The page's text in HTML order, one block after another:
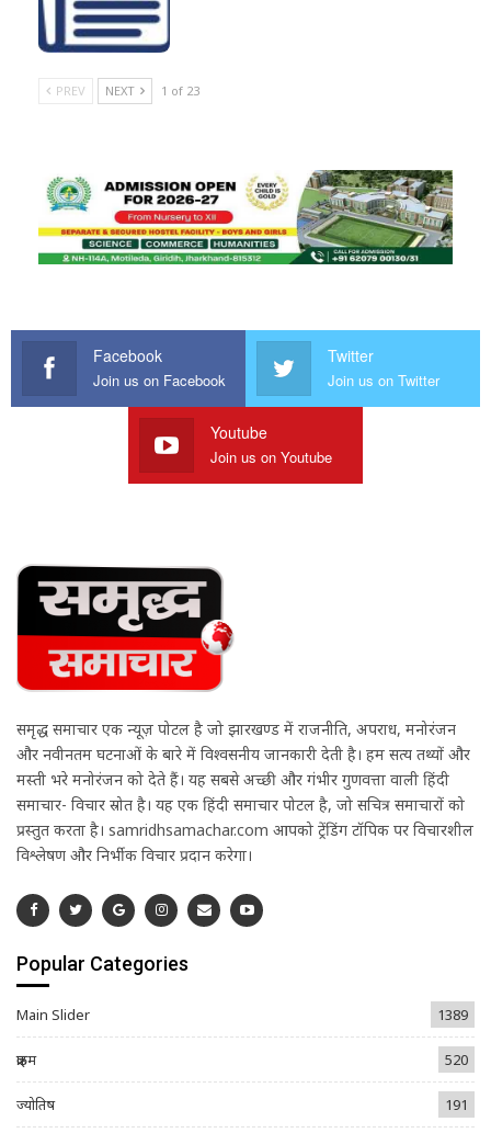
PREV NEXT 1 of 23
Facebook
Join us on Facebook
Twitter
Join us on Twitter
Youtube
Join us on Youtube
समृद्ध समाचार एक न्यूज़ पोर्टल है जो झारखण्ड में राजनीति, अपराध, मनोरंजन
और नवीनतम घटनाओं के बारे में विश्वसनीय जानकारी देती है। हम सत्य तथ्यों और
मस्ती भरे मनोरंजन को देते हैं। यह सबसे अच्छी और गंभीर गुणवत्ता वाली हिंदी
समाचार- विचार स्रोत है। यह एक हिंदी समाचार पोर्टल है, जो सचित्र समाचारों को
प्रस्तुत करता है। samridhsamachar.com आपको ट्रेंडिंग टॉपिक पर विचारशील
विश्लेषण और निर्भीक विचार प्रदान करेगा।
Popular Categories
Main Slider 1389
क्राइम 520
ज्योतिष 191